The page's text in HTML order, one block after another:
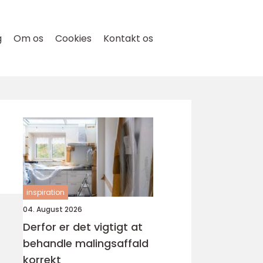
Om os Cookies Kontakt os
inspiration
04. August 2026
Derfor er det vigtigt at
behandle malingsaffald
korrekt